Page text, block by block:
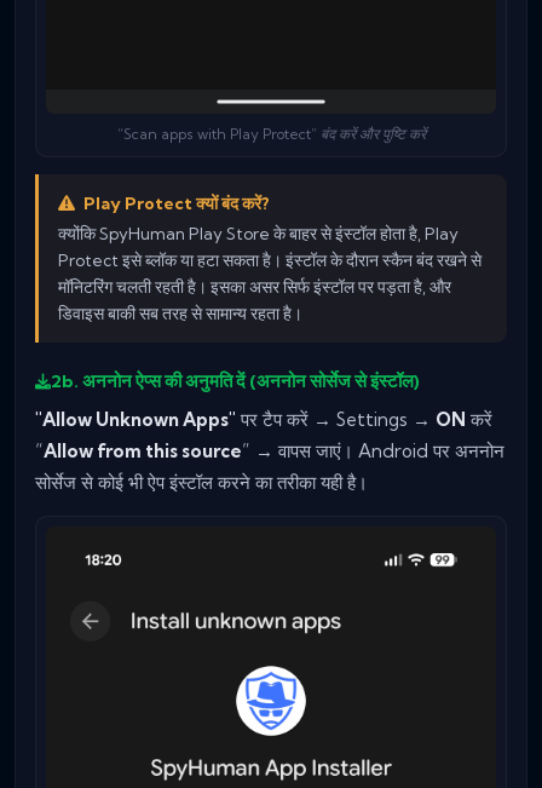
“Scan apps with Play Protect” बंद करें और पुष्टि करें
Play Protect क्यों बंद करें?
क्योंकि SpyHuman Play Store के बाहर से इंस्टॉल होता है, Play
Protect इसे ब्लॉक या हटा सकता है। इंस्टॉल के दौरान स्कैन बंद रखने से
मॉनिटरिंग चलती रहती है। इसका असर सिर्फ इंस्टॉल पर पड़ता है, और
डिवाइस बाकी सब तरह से सामान्य रहता है।
2b. अननोन ऐप्स की अनुमति दें (अननोन सोर्सेज से इंस्टॉल)
"Allow Unknown Apps" पर टैप करें → Settings → ON करें
“Allow from this source” → वापस जाएं। Android पर अननोन
सोर्सेज से कोई भी ऐप इंस्टॉल करने का तरीका यही है।